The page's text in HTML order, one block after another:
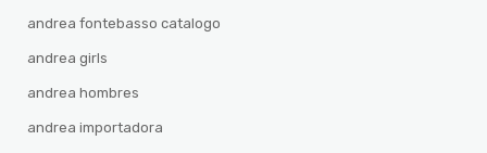
andrea fontebasso catalogo
andrea girls
andrea hombres
andrea importadora